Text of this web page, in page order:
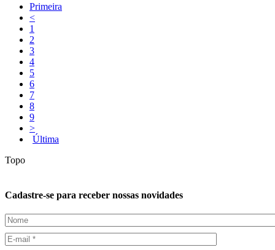
Primeira
<
1
2
3
4
5
6
7
8
9
>
Última
Topo
Cadastre-se para receber nossas novidades